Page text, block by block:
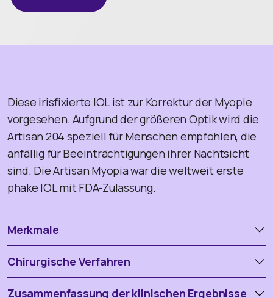
Diese irisfixierte IOL ist zur Korrektur der Myopie
vorgesehen. Aufgrund der größeren Optik wird die
Artisan 204 speziell für Menschen empfohlen, die
anfällig für Beeinträchtigungen ihrer Nachtsicht
sind. Die Artisan Myopia war die weltweit erste
phake IOL mit FDA-Zulassung.
Merkmale
Chirurgische Verfahren
Zusammenfassung der klinischen Ergebnisse